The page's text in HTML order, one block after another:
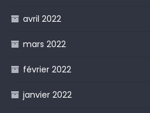
avril 2022
mars 2022
février 2022
janvier 2022